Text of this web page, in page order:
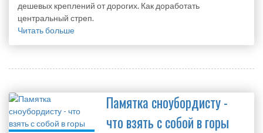
дешевых креплений от дорогих. Как доработать
центральный стреп.
Читать больше
Памятка сноубордисту -
что взять с собой в горы